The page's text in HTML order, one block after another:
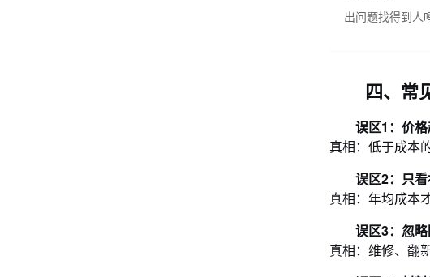
出问题找得到人
四、常
误区1：价
真相：低于成本
误区2：只
真相：年均成本
误区3：忽
真相：维修、翻